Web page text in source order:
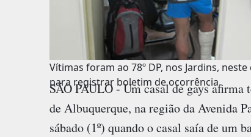
Vítimas foram ao 78º DP, nos Jardins,
para registrar boletim de ocorrência.
SÃO PAULO - Um casal de gays
de Albuquerque, na região da Avenida
sábado (1º) quando o casal saía de um